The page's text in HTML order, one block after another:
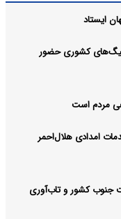
ایستاد
در لیگ‌های کشوری حضور
مردم است
از ۴ هزار نفر از خدمات امدادی هلال‌احمر
جنوب کشور و تاب‌آوری